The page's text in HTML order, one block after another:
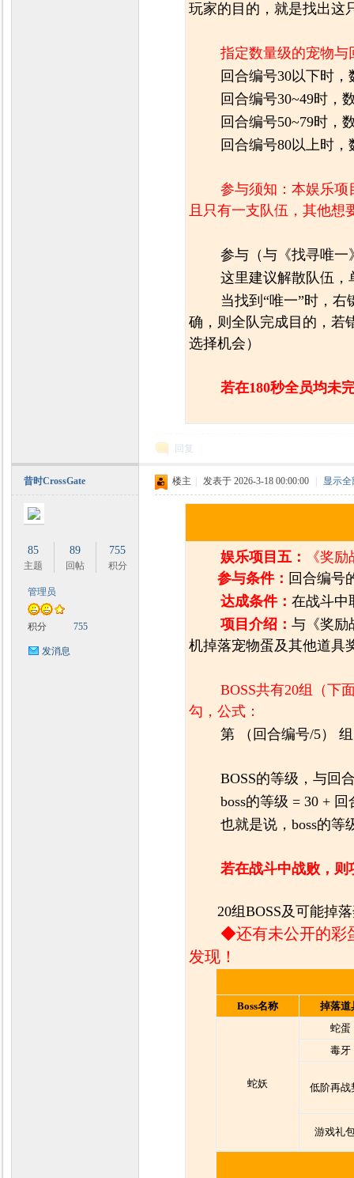
玩家的目的，就是找出这
指定数量级的宠物与
回合编号30以下时，
回合编号30~49时，
回合编号50~79时，
回合编号80以上时，
参与须知：本娱乐
且只有一支队伍，其他
参与（与《找寻唯
这里建议解散队伍，
当找到“唯一”时，
确，则全队完成目的，若
选择机会）
若在180秒全员均未
回复
昔时CrossGate
85
主题
89
回帖
755
积分
管理员
积分 755
发消息
楼主 发表于 2026-3-18 00:00:00 显示
娱乐项目五：
《奖
参与条件： 回合编号
达成条件： 在战斗中
项目介绍： 与《奖励
机掉落宠物蛋及其他道具
BOSS共有20组（下
勾，公式：
第 （回合编号/5） 组
BOSS的等级，与回
boss的等级 = 30 + 回
也就是说，boss的等
若在战斗中战败，
20组BOSS及可能掉
◆还有未公开的彩
发现！
Boss名称 掉落道
蛇妖
蛇蛋
毒牙
低阶再战
游戏礼